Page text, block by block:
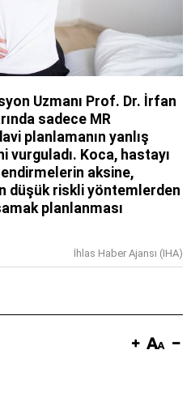
Uzmanı Prof. Dr. İrfan
sadece MR
planlamanın yanlış
Koca, hastayı
aksine,
düşük riskli yöntemlerden
planlanması
İhlas Haber Ajansı (IHA)